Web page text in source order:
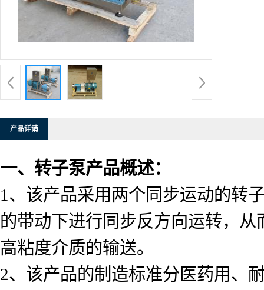
产品详请
一、转子泵产品概述：
1 、该产品采用两个同步运动的转
的带动下进行同步反方向运转，
高粘度介质的输送。
2、该产品的制造标准分医药用、